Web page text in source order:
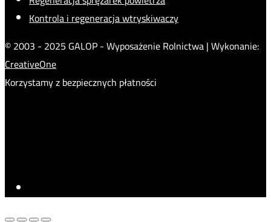
Kontrola i regeneracja wtryskiwaczy
© 2003 - 2025 GALOP - Wyposażenie Rolnictwa | Wykonanie:
CreativeOne
Korzystamy z bezpiecznych płatności